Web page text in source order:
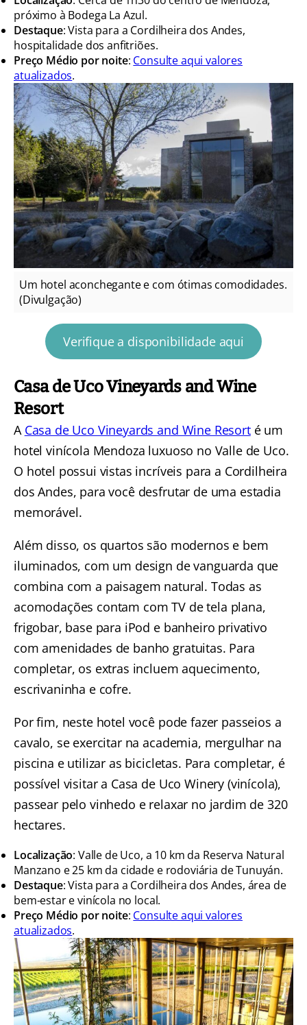
próximo à Bodega La Azul.
Destaque: Vista para a Cordilheira dos Andes,
hospitalidade dos anfitriões.
Preço Médio por noite: Consulte aqui valores
atualizados.
Um hotel aconchegante e com ótimas comodidades.
(Divulgação)
Verifique a disponibilidade aqui
Casa de Uco Vineyards and Wine
Resort
A Casa de Uco Vineyards and Wine Resorté um
hotel vinícola Mendoza luxuoso no Valle de Uco.
O hotel possui vistas incríveis para a Cordilheira
dos Andes, para você desfrutar de uma estadia
memorável.
Além disso, os quartos são modernos e bem
iluminados, com um design de vanguarda que
combina com a paisagem natural. Todas as
acomodações contam com TV de tela plana,
frigobar, base para iPod e banheiro privativo
com amenidades de banho gratuitas. Para
completar, os extras incluem aquecimento,
escrivaninha e cofre.
Por fim, neste hotel você pode fazer passeios a
cavalo, se exercitar na academia, mergulhar na
piscina e utilizar as bicicletas. Para completar, é
possível visitar a Casa de Uco Winery (vinícola),
passear pelo vinhedo e relaxar no jardim de 320
hectares.
Localização: Valle de Uco, a 10 km da Reserva Natural
Manzano e 25 km da cidade e rodoviária de Tunuyán.
Destaque: Vista para a Cordilheira dos Andes, área de
bem-estar e vinícola no local.
Preço Médio por noite: Consulte aqui valores
atualizados.